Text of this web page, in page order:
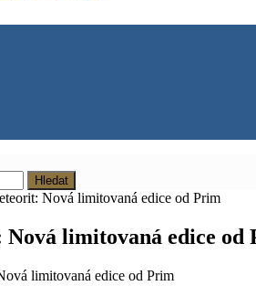
Nová limitovaná edice od Prim
limitovaná edice od